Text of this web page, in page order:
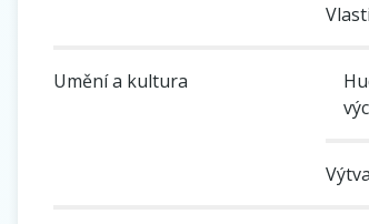
Umění a kultura